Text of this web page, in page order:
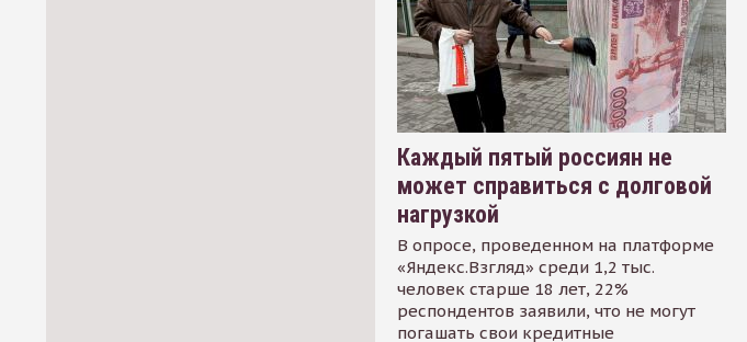
Каждый пятый россиян не
может справиться с долговой
нагрузкой
В опросе, проведенном на платформе
«Яндекс.Взгляд» среди 1,2 тыс.
человек старше 18 лет, 22%
респондентов заявили, что не могут
погашать свои кредитные